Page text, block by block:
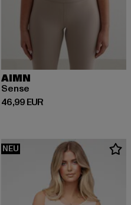
AIMN
Sense
46,99 EUR
Derzeitiger Preis: 46,99 EUR
NEU